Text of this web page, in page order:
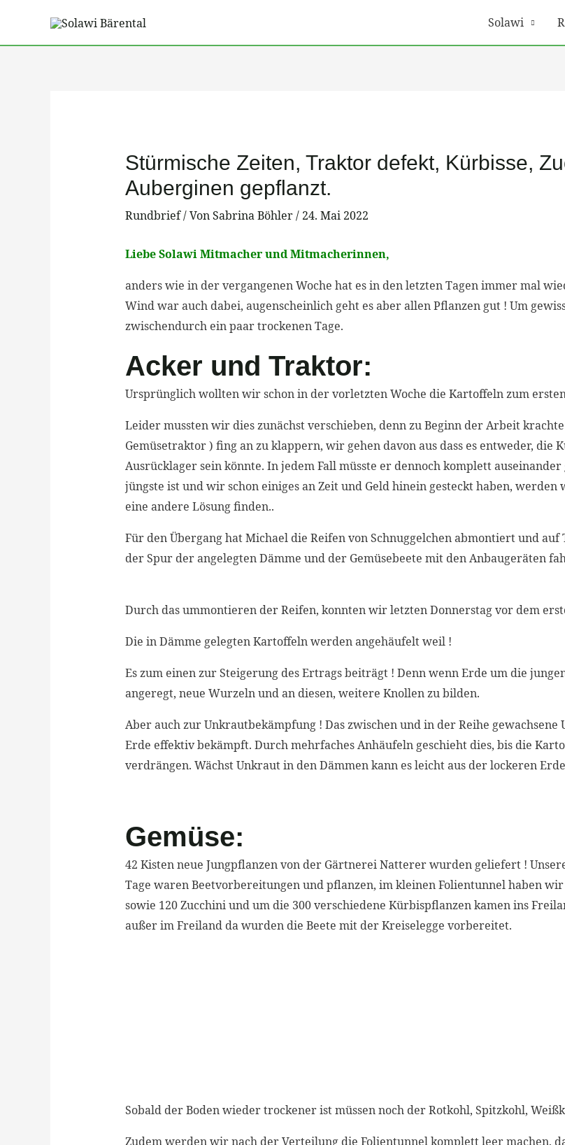
springen
Solawi
Stürmische Zeiten, Traktor defekt, Kürbisse,
Auberginen gepflanzt.
Rundbrief/ VonSabrina Böhler/ 24. Mai 2022
Liebe Solawi Mitmacher und Mitmacherinnen,
anders wie in der vergangenen Woche hat es in den letzten Tagen immer mal
Wind war auch dabei, augenscheinlich geht es aber allen Pflanzen gut ! Um
zwischendurch ein paar trockenen Tage.
Acker und Traktor:
Ursprünglich wollten wir schon in der vorletzten Woche die Kartoffeln zum
Leider mussten wir dies zunächst verschieben, denn zu Beginn der Arbeit
Gemüsetraktor ) fing an zu klappern, wir gehen davon aus dass es entweder, die
Ausrücklager sein könnte. In jedem Fall müsste er dennoch komplett
jüngste ist und wir schon einiges an Zeit und Geld hinein gesteckt haben,
eine andere Lösung finden..
Für den Übergang hat Michael die Reifen von Schnuggelchen abmontiert und
der Spur der angelegten Dämme und der Gemüsebeete mit den Anbaugeräten
Durch das ummontieren der Reifen, konnten wir letzten Donnerstag vor dem
Die in Dämme gelegten Kartoffeln werden angehäufelt weil !
Es zum einen zur Steigerung des Ertrags beiträgt ! Denn wenn Erde um die
angeregt, neue Wurzeln und an diesen, weitere Knollen zu bilden.
Aber auch zur Unkrautbekämpfung ! Das zwischen und in der Reihe
Erde effektiv bekämpft. Durch mehrfaches Anhäufeln geschieht dies, bis die
verdrängen. Wächst Unkraut in den Dämmen kann es leicht aus der lockeren
Gemüse:
42 Kisten neue Jungpflanzen von der Gärtnerei Natterer wurden geliefert !
Tage waren Beetvorbereitungen und pflanzen, im kleinen Folientunnel haben
sowie 120 Zucchini und um die 300 verschiedene Kürbispflanzen kamen ins
außer im Freiland da wurden die Beete mit der Kreiselegge vorbereitet.
Sobald der Boden wieder trockener ist müssen noch der Rotkohl, Spitzkohl,
Zudem werden wir nach der Verteilung die Folientunnel komplett leer machen,